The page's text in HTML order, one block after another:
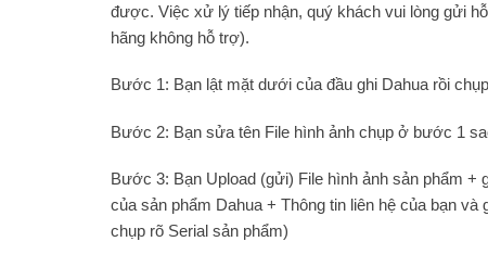
được. Việc xử lý tiếp nhận, quý khách vui lòng gửi
hãng không hỗ trợ).
Bước 1: Bạn lật mặt dưới của đầu ghi Dahua rồi
Bước 2: Bạn sửa tên File hình ảnh chụp ở bước 1
Bước 3: Bạn Upload (gửi) File hình ảnh sản phẩm +
của sản phẩm Dahua + Thông tin liên hệ của bạn và
chụp rõ Serial sản phẩm)